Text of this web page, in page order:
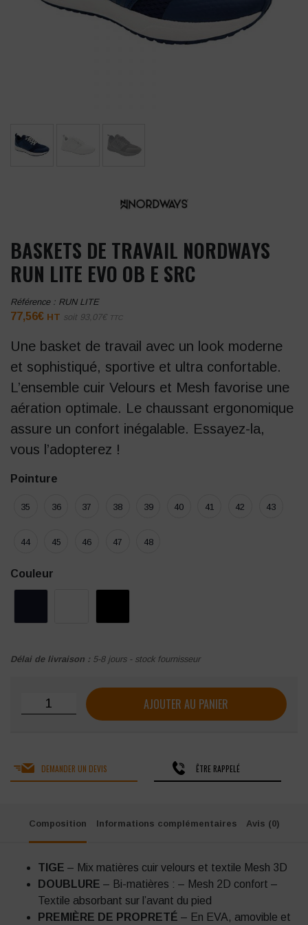
BASKETS DE TRAVAIL NORDWAYS
RUN LITE EVO OB E SRC
Référence : RUN LITE
77,56€ HT soit 93,07€ TTC
Une basket de travail avec un look moderne
et sophistiqué, sportive et ultra confortable.
L’ensemble cuir Velours et Mesh favorise une
aération optimale. Le chaussant ergonomique
assure un confort inégalable. Essayez-la,
vous l’adopterez !
Pointure
35 36 37 38 39 40 41 42 43
44 45 46 47 48
Couleur
Délai de livraison : 5-8 jours - stock fournisseur
quantité de Baskets de travail Nordways RUN LITE EVO
AJOUTER AU PANIER
DEMANDER UN DEVIS ÊTRE RAPPELÉ
Composition Informations complémentaires Avis (0)
TIGE – Mix matières cuir velours et textile Mesh 3D
DOUBLURE – Bi-matières : – Mesh 2D confort –
Textile absorbant sur l’avant du pied
PREMIÈRE DE PROPRETÉ – En EVA, amovible et